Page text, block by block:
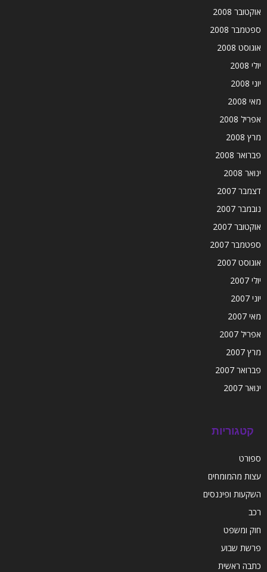
אוקטובר 2008
ספטמבר 2008
אוגוסט 2008
יולי 2008
יוני 2008
מאי 2008
אפריל 2008
מרץ 2008
פברואר 2008
ינואר 2008
דצמבר 2007
נובמבר 2007
אוקטובר 2007
ספטמבר 2007
אוגוסט 2007
יולי 2007
יוני 2007
מאי 2007
אפריל 2007
מרץ 2007
פברואר 2007
ינואר 2007
קטגוריות
ספורט
עצות מהמומחים
השקעות ופיננסים
רכב
חוק ומשפט
פרשת שבוע
כתבה ראשית